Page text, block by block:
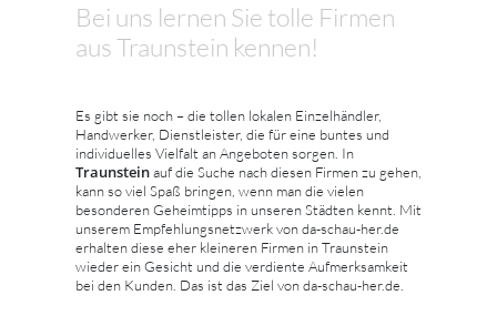
Bei uns lernen Sie tolle Firmen
aus Traunstein kennen!
Es gibt sie noch – die tollen lokalen Einzelhändler,
Handwerker, Dienstleister, die für eine buntes und
individuelles Vielfalt an Angeboten sorgen. In
Traunsteinauf die Suche nach diesen Firmen zu gehen,
kann so viel Spaß bringen, wenn man die vielen
besonderen Geheimtipps in unseren Städten kennt. Mit
unserem Empfehlungsnetzwerk von da-schau-her.de
erhalten diese eher kleineren Firmen in Traunstein
wieder ein Gesicht und die verdiente Aufmerksamkeit
bei den Kunden. Das ist das Ziel von da-schau-her.de.